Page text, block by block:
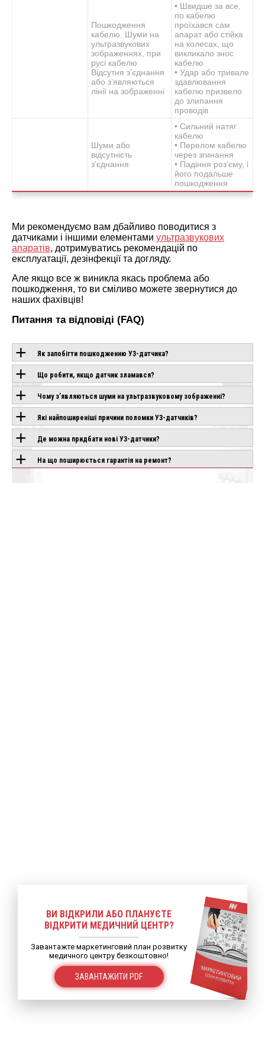
Пошкодження
кабелю. Шуми на
ультразвукових
зображеннях, при
русі кабелю
Відсутня з’єднання
або з’являються
лінії на зображенні
• Швидше за все,
по кабелю
проїхався сам
апарат або стійка
на колесах, що
викликало знос
кабелю
• Удар або тривале
здавлювання
кабелю призвело
до злипання
проводів
Шуми або
відсутність
з’єднання
• Сильний натяг
кабелю
• Перелом кабелю
через згинання
• Падіння роз’єму, і
його подальше
пошкодження
Ми рекомендуємо вам дбайливо поводитися з
датчиками і іншими елементами ультразвукових
апаратів, дотримуватись рекомендацій по
експлуатації, дезінфекції та догляду.
Але якщо все ж виникла якась проблема або
пошкодження, то ви сміливо можете звернутися до
наших фахівців!
Питання та відповіді (FAQ)
Як запобігти пошкодженню УЗ-датчика?
Що робити, якщо датчик зламався?
Чому з’являються шуми на ультразвуковому зображенні?
Які найпоширеніші причини поломки УЗ-датчиків?
Де можна придбати нові УЗ-датчики?
На що поширюється гарантія на ремонт?
ОБЛАДНАННЯ З
ЦІЄЮ
ТЕХНОЛОГІЄЮ
AIR CANON APLIO GO
SONOSTAR
ВИ ВІДКРИЛИ АБО ПЛАНУЄТЕ
ВІДКРИТИ МЕДИЧНИЙ ЦЕНТР?
Завантажте маркетинговий план розвитку
медичного центру безкоштовно!
ЗАВАНТАЖИТИ PDF